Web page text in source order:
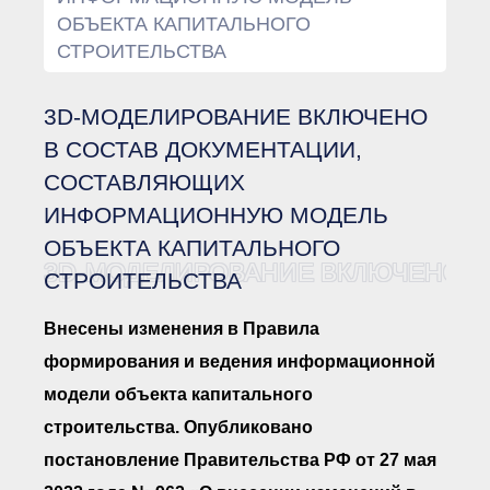
● Организационные
Компенсационный фонд
Ассоциации
● Реестр членов
Ассоциации,
● Реестр членов
работодателей
Ассоциации —
Ассоциации — технических
ОБЪЕКТА КАПИТАЛЬНОГО
СТРОИТЕЛЬСТВА
3D-МОДЕЛИРОВАНИЕ ВКЛЮЧЕНО
В СОСТАВ ДОКУМЕНТАЦИИ,
СОСТАВЛЯЮЩИХ
ИНФОРМАЦИОННУЮ МОДЕЛЬ
ОБЪЕКТА КАПИТАЛЬНОГО
СТРОИТЕЛЬСТВА
3D-МОДЕЛИРОВАНИЕ ВКЛЮЧЕНО
Внесены изменения в Правила
формирования и ведения информационной
модели объекта капитального
строительства. Опубликовано
постановление Правительства РФ от 27 мая